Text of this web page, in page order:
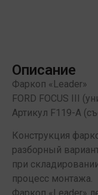
Описание
Фаркоп «Leader»
FORD FOCUS III
Артикул F119-А
Конструкция
разборный
при
процесс монтажа.